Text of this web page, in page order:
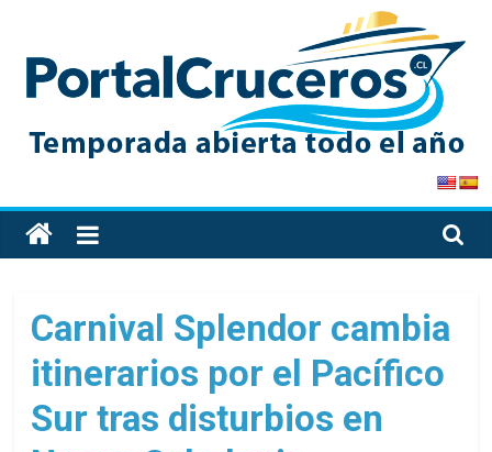
content
PortalCruceros
Toda
la
de
cruceros
en
un
solo
sitio
Carnival Splendor cambia
itinerarios por el Pacífico
Sur tras disturbios en